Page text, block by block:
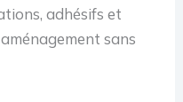
adhésifs et
sans